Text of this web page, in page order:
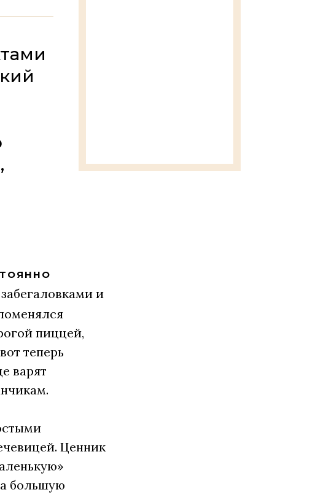
и
пиццей,
теперь
варят
Ценник
большую